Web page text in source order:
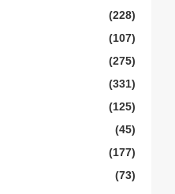
(228)
(107)
(275)
(331)
(125)
(45)
(177)
(73)